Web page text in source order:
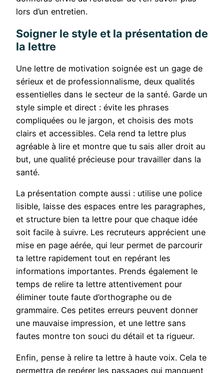
lors d’un entretien.
Soigner le style et la présentation de
la lettre
Une lettre de motivation soignée est un gage de
sérieux et de professionnalisme, deux qualités
essentielles dans le secteur de la santé. Garde un
style simple et direct : évite les phrases
compliquées ou le jargon, et choisis des mots
clairs et accessibles. Cela rend ta lettre plus
agréable à lire et montre que tu sais aller droit au
but, une qualité précieuse pour travailler dans la
santé.
La présentation compte aussi : utilise une police
lisible, laisse des espaces entre les paragraphes,
et structure bien ta lettre pour que chaque idée
soit facile à suivre. Les recruteurs apprécient une
mise en page aérée, qui leur permet de parcourir
ta lettre rapidement tout en repérant les
informations importantes. Prends également le
temps de relire ta lettre attentivement pour
éliminer toute faute d’orthographe ou de
grammaire. Ces petites erreurs peuvent donner
une mauvaise impression, et une lettre sans
fautes montre ton souci du détail et ta rigueur.
Enfin, pense à relire ta lettre à haute voix. Cela te
permettra de repérer les passages qui manquent